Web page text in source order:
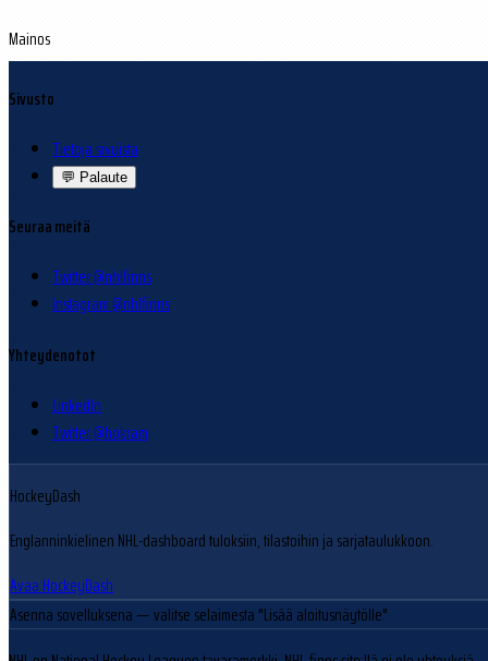
Mainos
Sivusto
Tietoja sivuista
💬 Palaute
Seuraa meitä
Twitter @nhlfinns
Instagram @nhlfinns
Yhteydenotot
LinkedIn
Twitter @hokram
HockeyDash
Englanninkielinen NHL-dashboard tuloksiin, tilastoihin ja sarjataulukkoon.
Avaa HockeyDash
Asenna sovelluksena — valitse selaimesta "Lisää aloitusnäytölle"